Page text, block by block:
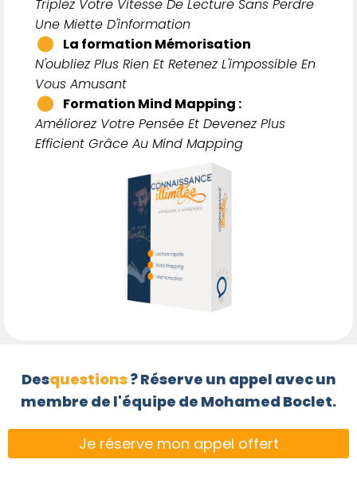
Triplez Votre Vitesse De Lecture Sans Perdre
Une Miette D'information
La formation Mémorisation
N'oubliez Plus Rien Et Retenez L'impossible En
Vous Amusant
Formation Mind Mapping :
Améliorez Votre Pensée Et Devenez Plus
Efficient Grâce Au Mind Mapping
Desquestions? Réserve un appel avec un
membre de l'équipe de Mohamed Boclet.
Je réserve mon appel offert